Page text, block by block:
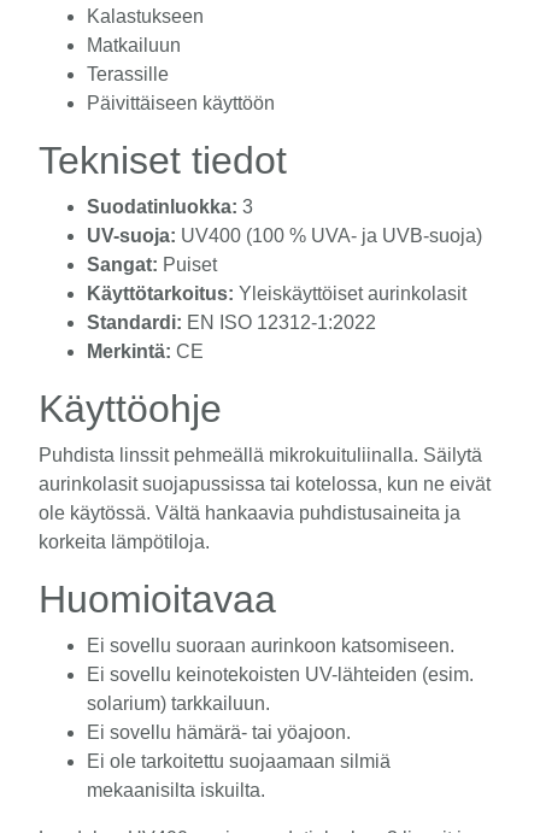
Kalastukseen
Matkailuun
Terassille
Päivittäiseen käyttöön
Tekniset tiedot
Suodatinluokka: 3
UV-suoja: UV400 (100 % UVA- ja UVB-suoja)
Sangat: Puiset
Käyttötarkoitus: Yleiskäyttöiset aurinkolasit
Standardi: EN ISO 12312-1:2022
Merkintä: CE
Käyttöohje
Puhdista linssit pehmeällä mikrokuituliinalla. Säilytä
aurinkolasit suojapussissa tai kotelossa, kun ne eivät
ole käytössä. Vältä hankaavia puhdistusaineita ja
korkeita lämpötiloja.
Huomioitavaa
Ei sovellu suoraan aurinkoon katsomiseen.
Ei sovellu keinotekoisten UV-lähteiden (esim.
solarium) tarkkailuun.
Ei sovellu hämärä- tai yöajoon.
Ei ole tarkoitettu suojaamaan silmiä
mekaanisilta iskuilta.